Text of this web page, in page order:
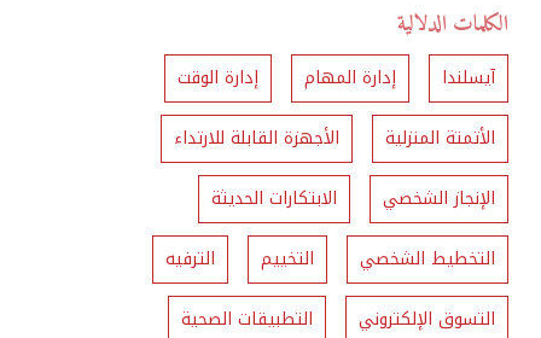
الكلمات الدلالية
آيسلندا إدارة المهام
إدارة الوقت
الأتمتة المنزلية
الأجهزة القابلة للارتداء
الإنجاز الشخصي
الابتكارات الحديثة
التخطيط الشخصي
التخييم
الترفيه
التسوق الإلكتروني
التطبيقات الصحية